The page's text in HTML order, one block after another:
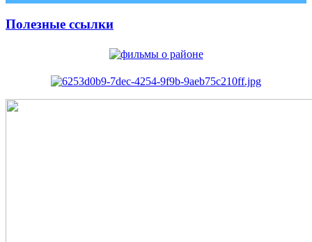
Полезные ссылки